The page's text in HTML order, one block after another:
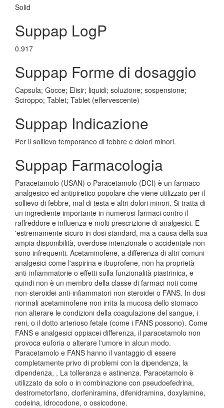
Solid
Suppap LogP
0.917
Suppap Forme di dosaggio
Capsula; Gocce; Elisir; liquidi; soluzione; sospensione;
Sciroppo; Tablet; Tablet (effervescente)
Suppap Indicazione
Per il sollievo temporaneo di febbre e dolori minori.
Suppap Farmacologia
Paracetamolo (USAN) o Paracetamolo (DCI) è un farmaco
analgesico ed antipiretico popolare che viene utilizzato per il
sollievo di febbre, mal di testa e altri dolori minori. Si tratta di
un ingrediente importante in numerosi farmaci contro il
raffreddore e influenza e molti prescrizione di analgesici. E
'estremamente sicuro in dosi standard, ma a causa della sua
ampia disponibilità, overdose intenzionale o accidentale non
sono infrequenti. Acetaminofene, a differenza di altri comuni
analgesici come l'aspirina e ibuprofene, non ha proprietà
anti-infiammatorie o effetti sulla funzionalità piastrinica, e
quindi non è un membro della classe di farmaci noti come
non-steroidei anti-infiammatori non steroidei o FANS. In dosi
normali acetaminofene non irrita la mucosa dello stomaco
non alterare le condizioni della coagulazione del sangue, i
reni, o il dotto arterioso fetale (come i FANS possono). Come
FANS e analgesici oppiacei differenza, il paracetamolo non
provoca euforia o alterare l'umore in alcun modo.
Paracetamolo e FANS hanno il vantaggio di essere
completamente privo di problemi con la dipendenza, la
dipendenza, , La tolleranza e astinenza. Paracetamolo è
utilizzato da solo o in combinazione con pseudoefedrina,
destrometorfano, clorfeniramina, difenidramina, doxylamine,
codeina, idrocodone, o ossicodone.